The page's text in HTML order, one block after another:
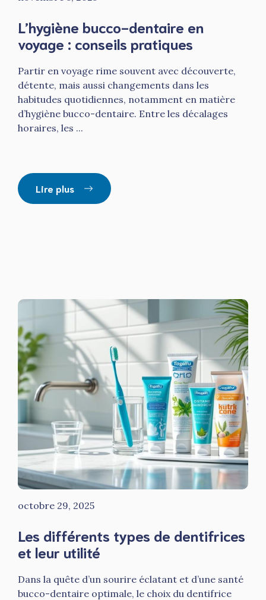
L’hygiène bucco-dentaire en
voyage : conseils pratiques
Partir en voyage rime souvent avec découverte,
détente, mais aussi changements dans les
habitudes quotidiennes, notamment en matière
d’hygiène bucco-dentaire. Entre les décalages
horaires, les ...
Lire plus
octobre 29, 2025
Les différents types de dentifrices
et leur utilité
Dans la quête d’un sourire éclatant et d’une santé
bucco-dentaire optimale, le choix du dentifrice